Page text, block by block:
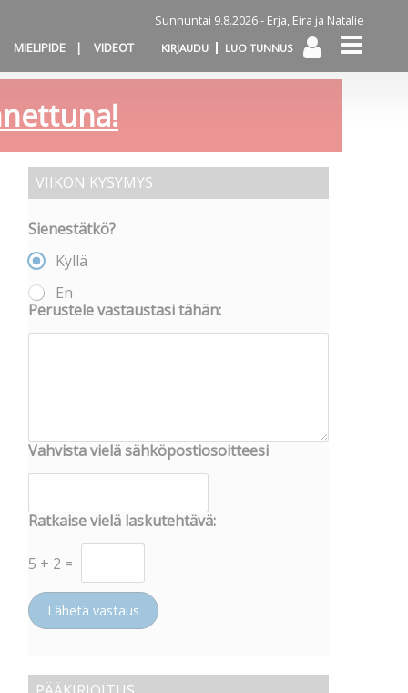
Sunnuntai 9.8.2026 - Erja, Eira ja Natalie
MIELIPIDE
VIDEOT KIRJAUDU LUO TUNNUS
VIIKON KYSYMYS
Sienestätkö?
Kyllä
En
Perustele vastaustasi tähän:
Vahvista vielä sähköpostiosoitteesi
Ratkaise vielä laskutehtävä:
5 + 2 =
Lähetä vastaus